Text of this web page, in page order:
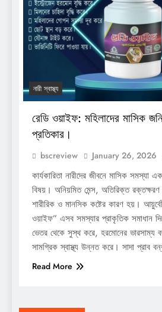
নারী স্বাস্থ্য
রেডি ওয়াইফ: মহিলাদের মাসিক
প্রতিকার।
bscreview January 26, 2026
কার্যকারিতা নারীদের জীবনে মাসিক সমস্যা
বিষয়। অনিয়মিত মেন্স, অতিরিক্ত
শারীরিক ও মানসিক কষ্টের কারণ হয়।
ওয়াইফ” এসব সমস্যার প্রাকৃতিক সমাধান
ভেতর থেকে সুস্থ করে, হরমোনের ভারসাম্য
সামগ্রিক স্বাস্থ্য উন্নত করে। সাদা প্রাব
Read More